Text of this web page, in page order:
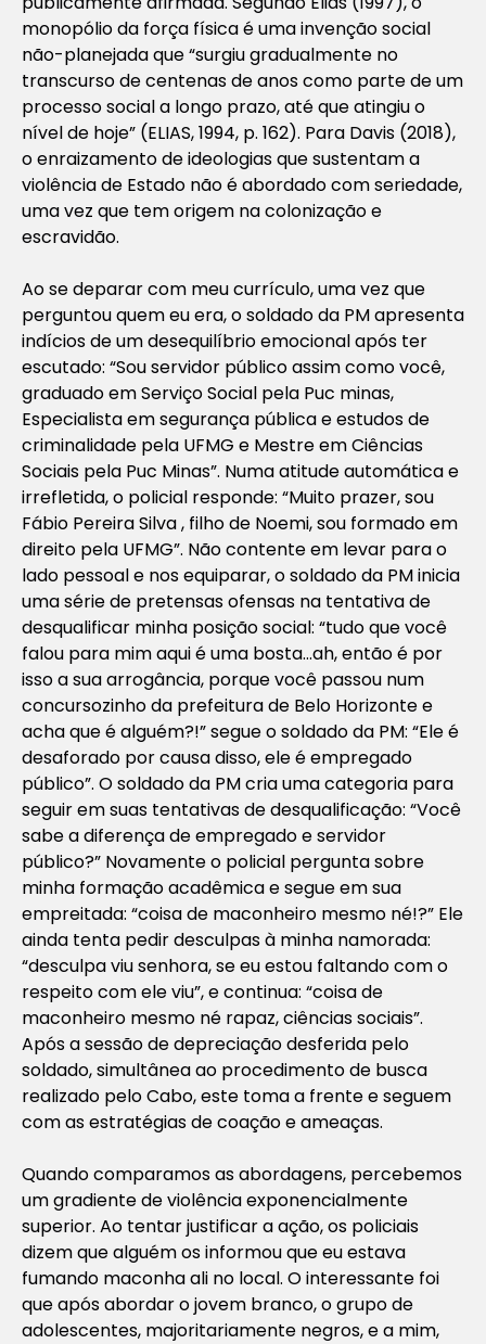
monopólio da força física é uma invenção social
não-planejada que “surgiu gradualmente no
transcurso de centenas de anos como parte de um
processo social a longo prazo, até que atingiu o
nível de hoje” (ELIAS, 1994, p. 162). Para Davis (2018),
o enraizamento de ideologias que sustentam a
violência de Estado não é abordado com seriedade,
uma vez que tem origem na colonização e
escravidão.
Ao se deparar com meu currículo, uma vez que
perguntou quem eu era, o soldado da PM apresenta
indícios de um desequilíbrio emocional após ter
escutado: “Sou servidor público assim como você,
graduado em Serviço Social pela Puc minas,
Especialista em segurança pública e estudos de
criminalidade pela UFMG e Mestre em Ciências
Sociais pela Puc Minas”. Numa atitude automática e
irrefletida, o policial responde: “Muito prazer, sou
Fábio Pereira Silva , filho de Noemi, sou formado em
direito pela UFMG”. Não contente em levar para o
lado pessoal e nos equiparar, o soldado da PM inicia
uma série de pretensas ofensas na tentativa de
desqualificar minha posição social: “tudo que você
falou para mim aqui é uma bosta…ah, então é por
isso a sua arrogância, porque você passou num
concursozinho da prefeitura de Belo Horizonte e
acha que é alguém?!” segue o soldado da PM: “Ele é
desaforado por causa disso, ele é empregado
público”. O soldado da PM cria uma categoria para
seguir em suas tentativas de desqualificação: “Você
sabe a diferença de empregado e servidor
público?” Novamente o policial pergunta sobre
minha formação acadêmica e segue em sua
empreitada: “coisa de maconheiro mesmo né!?” Ele
ainda tenta pedir desculpas à minha namorada:
“desculpa viu senhora, se eu estou faltando com o
respeito com ele viu”, e continua: “coisa de
maconheiro mesmo né rapaz, ciências sociais”.
Após a sessão de depreciação desferida pelo
soldado, simultânea ao procedimento de busca
realizado pelo Cabo, este toma a frente e seguem
com as estratégias de coação e ameaças.
Quando comparamos as abordagens, percebemos
um gradiente de violência exponencialmente
superior. Ao tentar justificar a ação, os policiais
dizem que alguém os informou que eu estava
fumando maconha ali no local. O interessante foi
que após abordar o jovem branco, o grupo de
adolescentes, majoritariamente negros, e a mim,